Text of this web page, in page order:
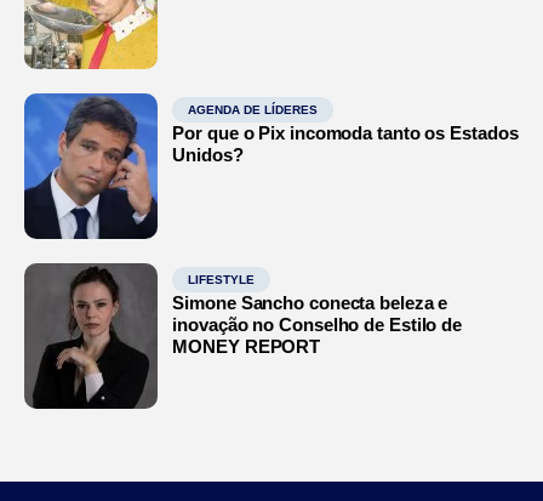
AGENDA DE LÍDERES
Por que o Pix incomoda tanto os Estados
Unidos?
LIFESTYLE
Simone Sancho conecta beleza e
inovação no Conselho de Estilo de
MONEY REPORT